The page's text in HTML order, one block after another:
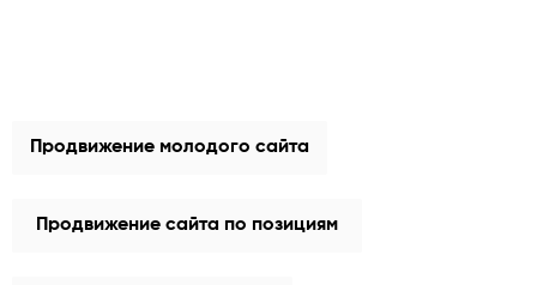
Продвижение молодого сайта
Продвижение сайта по позициям